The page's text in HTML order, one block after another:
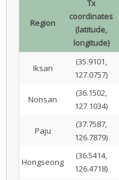
Region
Tx
coordinates
(latitude,
longitude)
Iksan
(35.9101,
127.0757)
Nonsan
(36.1502,
127.1034)
Paju
(37.7587,
126.7879)
Hongseong
(36.5414,
126.4718)